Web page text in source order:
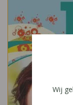
Wij